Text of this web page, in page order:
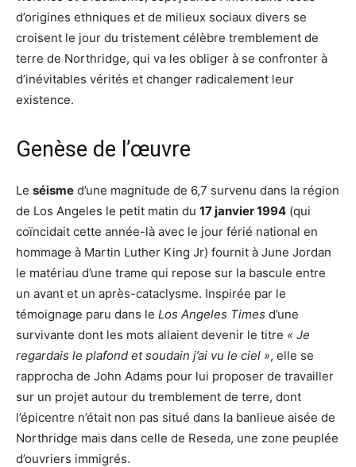
d’origines ethniques et de milieux sociaux divers se
croisent le jour du tristement célèbre tremblement de
terre de Northridge, qui va les obliger à se confronter à
d’inévitables vérités et changer radicalement leur
existence.
Genèse de l’œuvre
Le séisme d’une magnitude de 6,7 survenu dans la région
de Los Angeles le petit matin du 17 janvier 1994 (qui
coïncidait cette année-là avec le jour férié national en
hommage à Martin Luther King Jr) fournit à June Jordan
le matériau d’une trame qui repose sur la bascule entre
un avant et un après-cataclysme. Inspirée par le
témoignage paru dans le Los Angeles Times d’une
survivante dont les mots allaient devenir le titre « Je
regardais le plafond et soudain j’ai vu le ciel », elle se
rapprocha de John Adams pour lui proposer de travailler
sur un projet autour du tremblement de terre, dont
l’épicentre n’était non pas situé dans la banlieue aisée de
Northridge mais dans celle de Reseda, une zone peuplée
d’ouvriers immigrés.